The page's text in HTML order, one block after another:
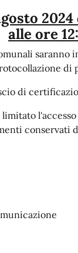
alle ore
saranno
di
di
limitato
conservati